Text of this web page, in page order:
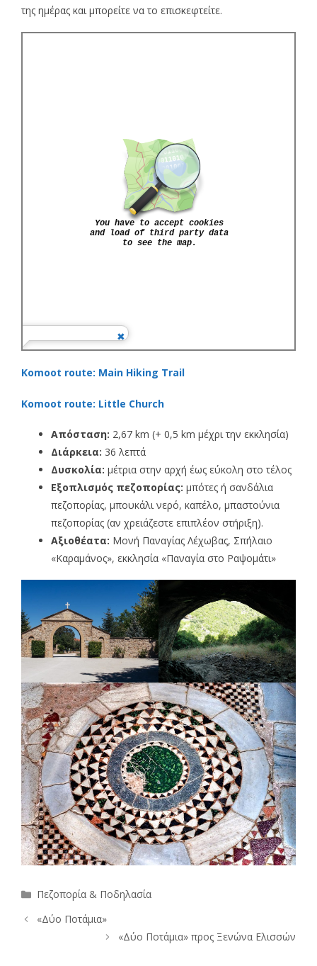
της ημέρας και μπορείτε να το επισκεφτείτε.
Komoot route: Main Hiking Trail
Komoot route: Little Church
Απόσταση: 2,67 km (+ 0,5 km μέχρι την εκκλησία)
Διάρκεια: 36 λεπτά
Δυσκολία: μέτρια στην αρχή έως εύκολη στο τέλος
Εξοπλισμός πεζοπορίας: μπότες ή σανδάλια
πεζοπορίας, μπουκάλι νερό, καπέλο, μπαστούνια
πεζοπορίας (αν χρειάζεστε επιπλέον στήριξη).
Αξιοθέατα: Μονή Παναγίας Λέχωβας, Σπήλαιο
«Καραμάνος», εκκλησία «Παναγία στο Ραψομάτι»
Κατηγορίες
Πεζοπορία & Ποδηλασία
«Δύο Ποτάμια»
«Δύο Ποτάμια» προς Ξενώνα Ελισσών